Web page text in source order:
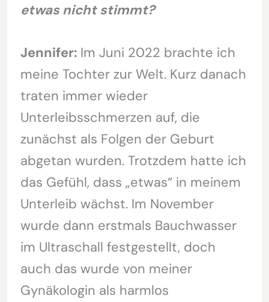
etwas nicht stimmt?
Jennifer: Im Juni 2022 brachte ich
meine Tochter zur Welt. Kurz danach
traten immer wieder
Unterleibsschmerzen auf, die
zunächst als Folgen der Geburt
abgetan wurden. Trotzdem hatte ich
das Gefühl, dass „etwas“ in meinem
Unterleib wächst. Im November
wurde dann erstmals Bauchwasser
im Ultraschall festgestellt, doch
auch das wurde von meiner
Gynäkologin als harmlos